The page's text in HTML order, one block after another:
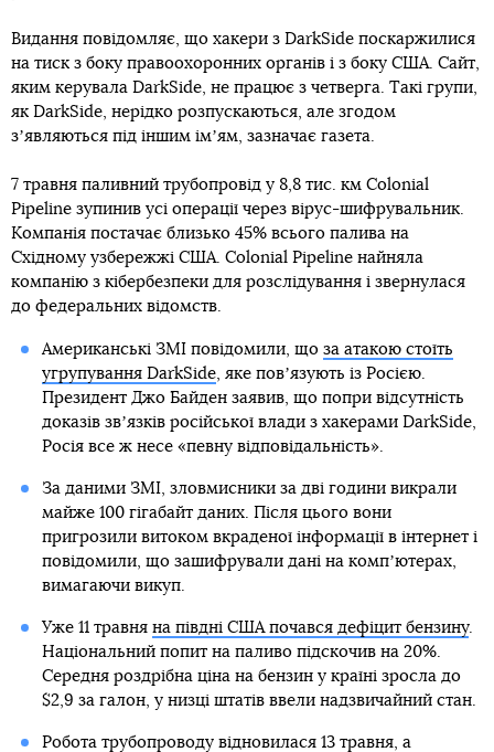
Видання повідомляє, що хакери з DarkSide поскаржилися
на тиск з боку правоохоронних органів і з боку США. Сайт,
яким керувала DarkSide, не працює з четверга. Такі групи,
як DarkSide, нерідко розпускаються, але згодом
зʼявляються під іншим імʼям, зазначає газета.
7 травня паливний трубопровід у 8,8 тис. км Colonial
Pipeline зупинив усі операції через вірус-шифрувальник.
Компанія постачає близько 45% всього палива на
Східному узбережжі США. Colonial Pipeline найняла
компанію з кібербезпеки для розслідування і звернулася
до федеральних відомств.
Американські ЗМІ повідомили, що за атакою стоїть
угрупування DarkSide, яке повʼязують із Росією.
Президент Джо Байден заявив, що попри відсутність
доказів звʼязків російської влади з хакерами DarkSide,
Росія все ж несе «певну відповідальність».
За даними ЗМІ, зловмисники за дві години викрали
майже 100 гігабайт даних. Після цього вони
пригрозили витоком вкраденої інформації в інтернет і
повідомили, що зашифрували дані на компʼютерах,
вимагаючи викуп.
Уже 11 травня на півдні США почався дефіцит бензину.
Національний попит на паливо підскочив на 20%.
Середня роздрібна ціна на бензин у країні зросла до
$2,9 за галон, у низці штатів ввели надзвичайний стан.
Робота трубопроводу відновилася 13 травня, а